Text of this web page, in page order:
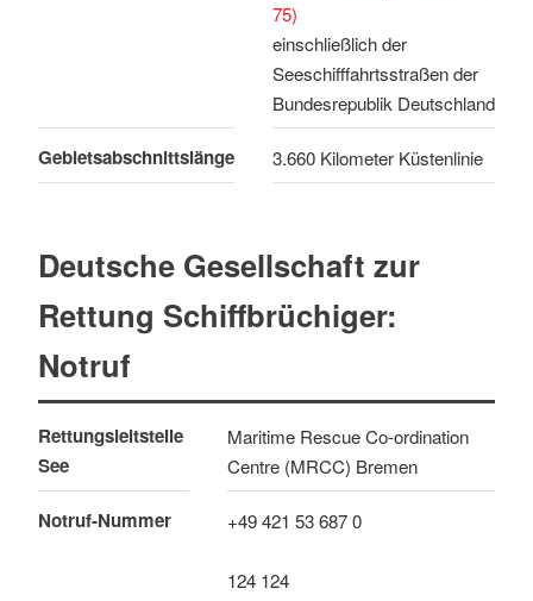
75)
einschließlich der
Seeschifffahrtsstraßen der
Bundesrepublik Deutschland
Gebietsabschnittslänge 3.660 Kilometer Küstenlinie
Deutsche Gesellschaft zur
Rettung Schiffbrüchiger:
Notruf
Rettungsleitstelle
See
Maritime Rescue Co-ordination
Centre (MRCC) Bremen
Notruf-Nummer +49 421 53 687 0
124 124